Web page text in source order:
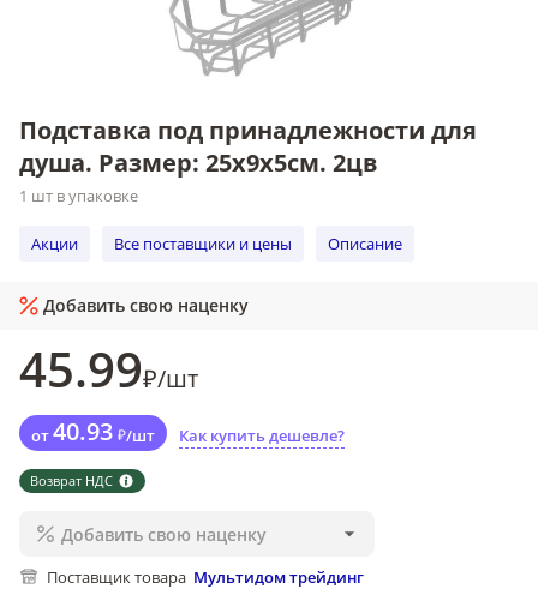
Подставка под принадлежности для
душа. Размер: 25х9х5см. 2цв
1 шт в упаковке
Акции Все поставщики и цены Описание
Добавить свою наценку
45.99₽/шт
от40.93 ₽/шт Как купить дешевле?
Возврат НДС
Добавить свою наценку
Поставщик товара Мультидом трейдинг